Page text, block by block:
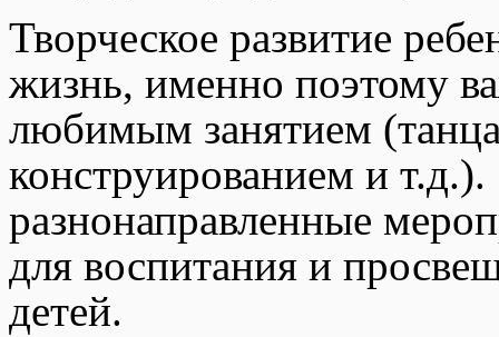
Творческое развитие
жизнь, именно поэтому
любимым занятием
конструированием и т.д.).
разнонаправленные
для воспитания и
детей.